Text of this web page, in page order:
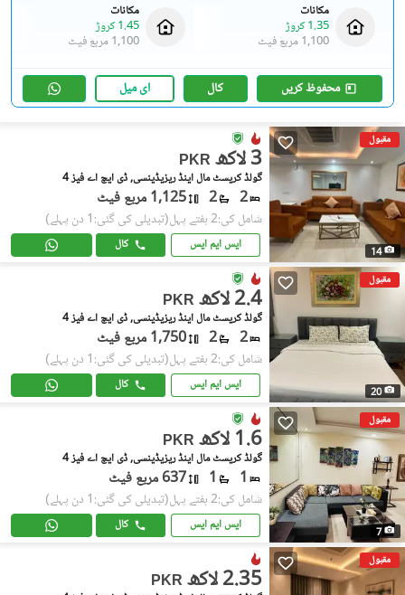
مکانات
1.35 کروڑ
1,100 مربع فیٹ
مکانات
1.45 کروڑ
1,100 مربع فیٹ
محفوظ کریں کال ای میل
مقبول
14
PKR 3 لاکھ
گولڈ کریسٹ مال اینڈ ریزیڈینسی, ڈی ایچ اے فیز 4
2
2 1,125 مربع فیٹ
شامل کی:2 ہفتے پہل (تبدیلی کی گئی:1 دن پہلے)
ایس ایم ایس کال
مقبول
20
PKR 2.4 لاکھ
گولڈ کریسٹ مال اینڈ ریزیڈینسی, ڈی ایچ اے فیز 4
2
2 1,750 مربع فیٹ
شامل کی:2 ہفتے پہل (تبدیلی کی گئی:1 دن پہلے)
ایس ایم ایس کال
مقبول
7
PKR 1.6 لاکھ
گولڈ کریسٹ مال اینڈ ریزیڈینسی, ڈی ایچ اے فیز 4
1
1 637 مربع فیٹ
شامل کی:2 ہفتے پہل (تبدیلی کی گئی:1 دن پہلے)
ایس ایم ایس کال
مقبول
PKR 2.35 لاکھ